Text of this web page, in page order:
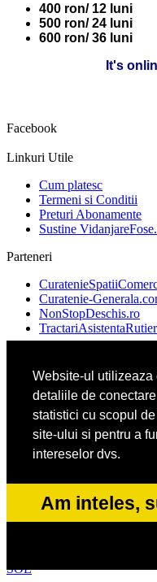
Website-ul utilizeaza
detaliile de
statistici cu scopul
site-ului si pentru a
intereselor dvs.
Am inteles,
400 ron/ 12 luni
500 ron/ 24 luni
600 ron/ 36 luni
It's
Facebook
Linkuri Utile
Cum platesc
Termeni si Conditii
Preturi Abonamente
Sustine
Parteneri
Curatenie-
NonStopDeschis.ro
AgentiiFunerare.com
CentraleBoilere.ro
DresajCaine.ro
Pergole-Rulouri-
Alpinist-Utilitar.com
Birouri-Cadastru.ro
FirmaTractariAuto.ro
Service-Reparatii.com
SOL